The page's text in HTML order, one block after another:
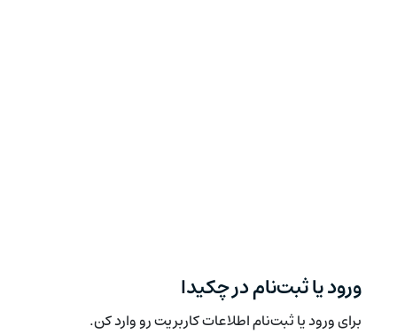
ورود یا ثبت‌نام در چکیدا
برای ورود یا ثبت‌نام اطلاعات کاربریت رو وارد کن.